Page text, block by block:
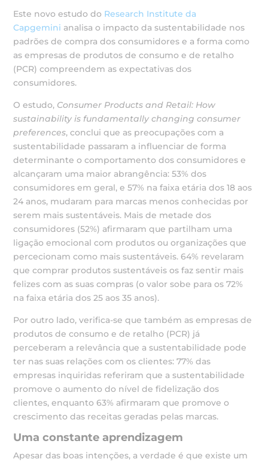
Este novo estudo do Research Institute da
Capgemini analisa o impacto da sustentabilidade nos
padrões de compra dos consumidores e a forma como
as empresas de produtos de consumo e de retalho
(PCR) compreendem as expectativas dos
consumidores.
O estudo, Consumer Products and Retail: How
sustainability is fundamentally changing consumer
preferences, conclui que as preocupações com a
sustentabilidade passaram a influenciar de forma
determinante o comportamento dos consumidores e
alcançaram uma maior abrangência: 53% dos
consumidores em geral, e 57% na faixa etária dos 18 aos
24 anos, mudaram para marcas menos conhecidas por
serem mais sustentáveis. Mais de metade dos
consumidores (52%) afirmaram que partilham uma
ligação emocional com produtos ou organizações que
percecionam como mais sustentáveis. 64% revelaram
que comprar produtos sustentáveis os faz sentir mais
felizes com as suas compras (o valor sobe para os 72%
na faixa etária dos 25 aos 35 anos).
Por outro lado, verifica-se que também as empresas de
produtos de consumo e de retalho (PCR) já
perceberam a relevância que a sustentabilidade pode
ter nas suas relações com os clientes: 77% das
empresas inquiridas referiram que a sustentabilidade
promove o aumento do nível de fidelização dos
clientes, enquanto 63% afirmaram que promove o
crescimento das receitas geradas pelas marcas.
Uma constante aprendizagem
Apesar das boas intenções, a verdade é que existe um